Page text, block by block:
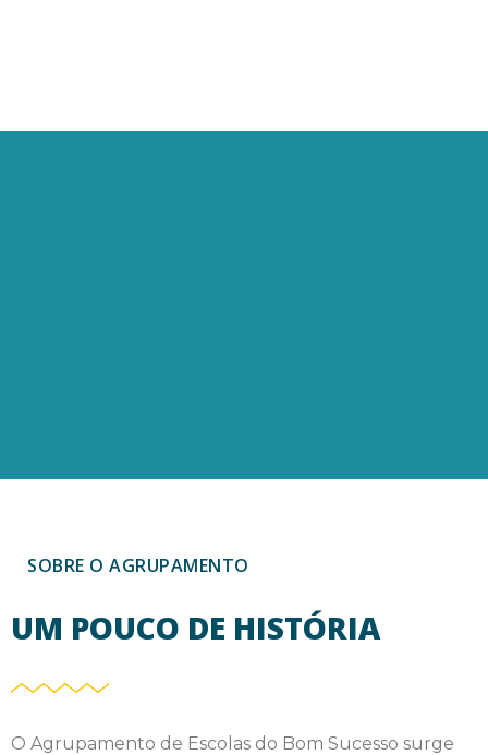
SOBRE O AGRUPAMENTO
UM POUCO DE HISTÓRIA
O Agrupamento de Escolas do Bom Sucesso surge